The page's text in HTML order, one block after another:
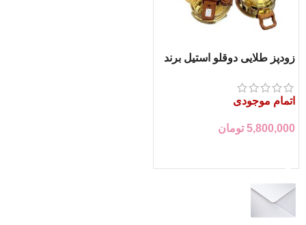
زودپز طلایی دوقلو استیل برند
اتمام موجودی
5,800,000 تومان